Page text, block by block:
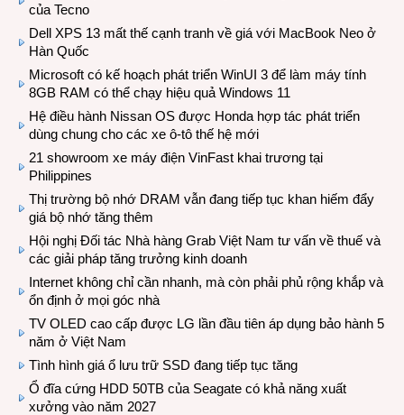
của Tecno
Dell XPS 13 mất thế cạnh tranh về giá với MacBook Neo ở
Hàn Quốc
Microsoft có kế hoạch phát triển WinUI 3 để làm máy tính
8GB RAM có thể chạy hiệu quả Windows 11
Hệ điều hành Nissan OS được Honda hợp tác phát triển
dùng chung cho các xe ô-tô thế hệ mới
21 showroom xe máy điện VinFast khai trương tại
Philippines
Thị trường bộ nhớ DRAM vẫn đang tiếp tục khan hiếm đẩy
giá bộ nhớ tăng thêm
Hội nghị Đối tác Nhà hàng Grab Việt Nam tư vấn về thuế và
các giải pháp tăng trưởng kinh doanh
Internet không chỉ cần nhanh, mà còn phải phủ rộng khắp và
ổn định ở mọi góc nhà
TV OLED cao cấp được LG lần đầu tiên áp dụng bảo hành 5
năm ở Việt Nam
Tình hình giá ổ lưu trữ SSD đang tiếp tục tăng
Ổ đĩa cứng HDD 50TB của Seagate có khả năng xuất
xưởng vào năm 2027